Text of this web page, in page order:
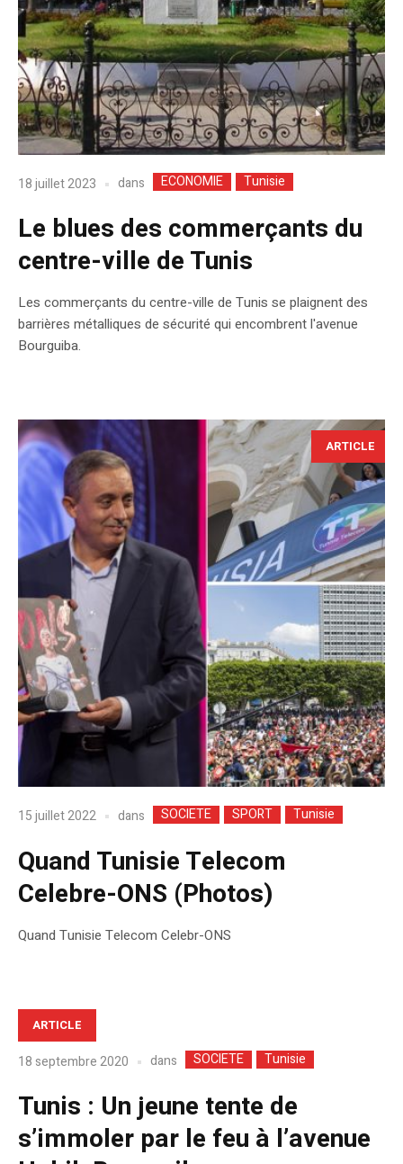
18 juillet 2023 dans ECONOMIE Tunisie
Le blues des commerçants du
centre-ville de Tunis
Les commerçants du centre-ville de Tunis se plaignent des
barrières métalliques de sécurité qui encombrent l'avenue
Bourguiba.
ARTICLE
15 juillet 2022 dans SOCIETE SPORT Tunisie
Quand Tunisie Telecom
Celebre-ONS (Photos)
Quand Tunisie Telecom Celebr-ONS
ARTICLE
18 septembre 2020 dans SOCIETE Tunisie
Tunis : Un jeune tente de
s’immoler par le feu à l’avenue